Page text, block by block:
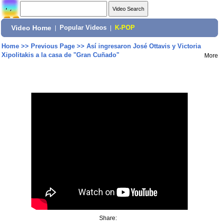
Video Home Popular Videos K-POP
Home>> Previous Page>> Así ingresaron José Ottavis y Victoria
Xipolitakis a la casa de "Gran Cuñado"
More
Share: